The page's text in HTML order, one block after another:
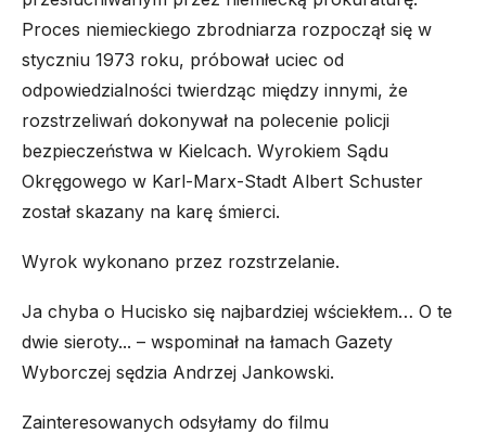
Proces niemieckiego zbrodniarza rozpoczął się w
styczniu 1973 roku, próbował uciec od
odpowiedzialności twierdząc między innymi, że
rozstrzeliwań dokonywał na polecenie policji
bezpieczeństwa w Kielcach. Wyrokiem Sądu
Okręgowego w Karl-Marx-Stadt Albert Schuster
został skazany na karę śmierci.
Wyrok wykonano przez rozstrzelanie.
Ja chyba o Hucisko się najbardziej wściekłem… O te
dwie sieroty... – wspominał na łamach Gazety
Wyborczej sędzia Andrzej Jankowski.
Zainteresowanych odsyłamy do filmu